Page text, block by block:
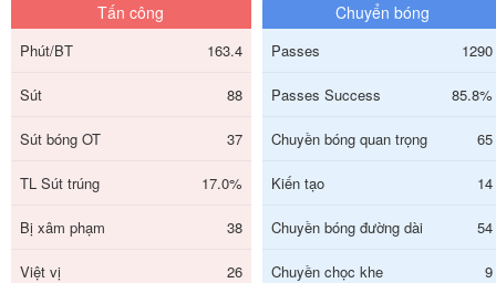
Tấn công
Phút/BT 163.4
Sút 88
Sút bóng OT 37
TL Sút trúng 17.0%
Bị xâm phạm 38
Việt vị 26
Chuyển bóng
Passes 1290
Passes Success 85.8%
Chuyền bóng quan trọng 65
Kiến tạo 14
Chuyền bóng đường dài 54
Chuyền chọc khe 9